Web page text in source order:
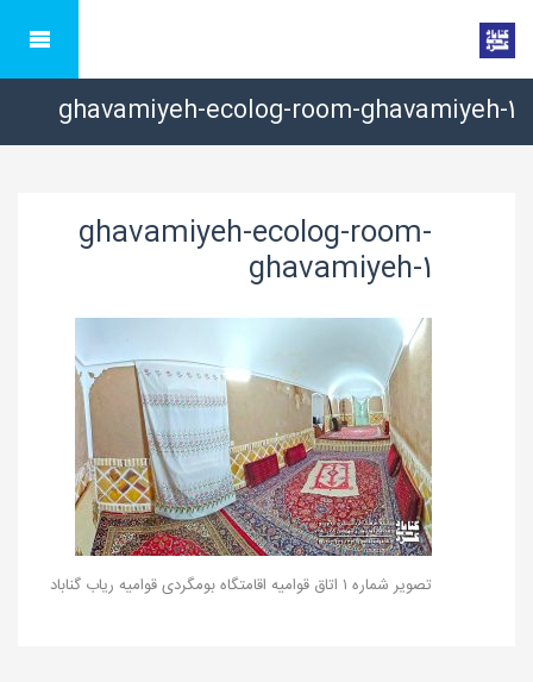
ghavamiyeh-ecolog-room-ghavamiyeh-1
ghavamiyeh-ecolog-room-
ghavamiyeh-1
تصویر شماره ۱ اتاق قوامیه اقامتگاه بومگردی قوامیه ریاب گناباد